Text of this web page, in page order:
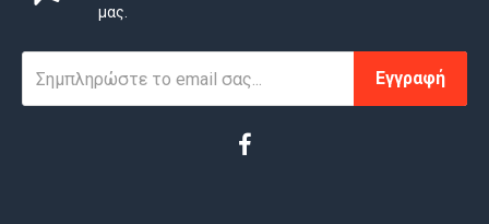
μας.
Εγγραφή